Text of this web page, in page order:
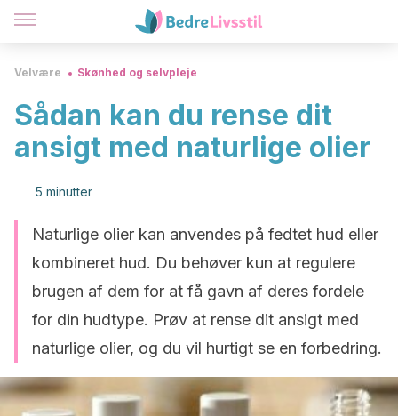
Velvære Skønhed og selvpleje
Sådan kan du rense dit
ansigt med naturlige olier
5 minutter
Naturlige olier kan anvendes på fedtet hud eller
kombineret hud. Du behøver kun at regulere
brugen af dem for at få gavn af deres fordele
for din hudtype. Prøv at rense dit ansigt med
naturlige olier, og du vil hurtigt se en forbedring.